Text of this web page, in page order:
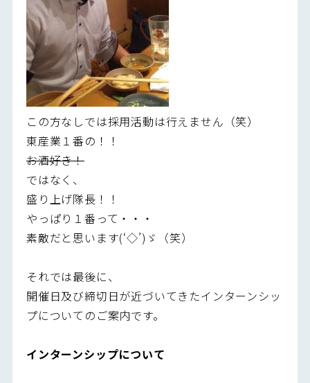
この方なしでは採用活動は行えません（笑）
東産業１番の！！
お酒好き！
ではなく、
盛り上げ隊長！！
やっぱり１番って・・・
素敵だと思います(‘◇’)ゞ（笑）
それでは最後に、
開催日及び締切日が近づいてきたインターンシッ
プについてのご案内です。
インターンシップについて